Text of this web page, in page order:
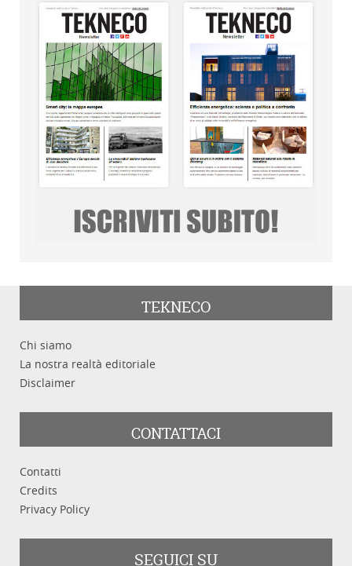
TEKNECO
Chi siamo
La nostra realtà editoriale
Disclaimer
CONTATTACI
Contatti
Credits
Privacy Policy
SEGUICI SU